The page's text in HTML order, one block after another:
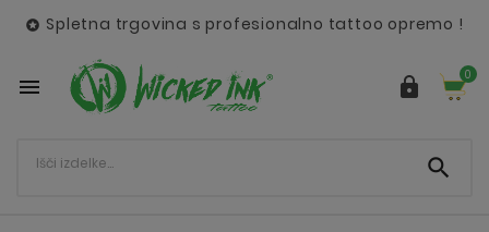
 Spletna trgovina s profesionalno tattoo opremo !
  0
